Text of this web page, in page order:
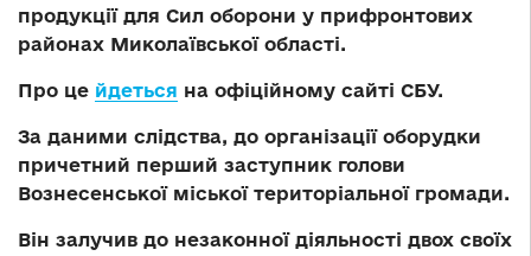
продукції для Сил оборони у прифронтових
районах Миколаївської області.
Про це йдеться на офіційному сайті СБУ.
За даними слідства, до організації оборудки
причетний перший заступник голови
Вознесенської міської територіальної громади.
Він залучив до незаконної діяльності двох своїх